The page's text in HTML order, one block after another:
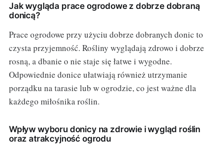
Jak wygląda prace ogrodowe z dobrze dobraną
donicą?
Prace ogrodowe przy użyciu dobrze dobranych donic to
czysta przyjemność. Rośliny wyglądają zdrowo i dobrze
rosną, a dbanie o nie staje się łatwe i wygodne.
Odpowiednie donice ułatwiają również utrzymanie
porządku na tarasie lub w ogrodzie, co jest ważne dla
każdego miłośnika roślin.
Wpływ wyboru donicy na zdrowie i wygląd roślin
oraz atrakcyjność ogrodu